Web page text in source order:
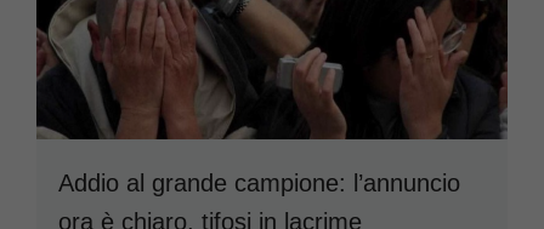
Addio al grande campione: l’annuncio
ora è chiaro, tifosi in lacrime